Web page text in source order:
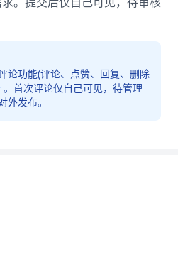
论功能(评论、点赞、回复、删除
。首次评论仅自己可见，待管理
外发布。